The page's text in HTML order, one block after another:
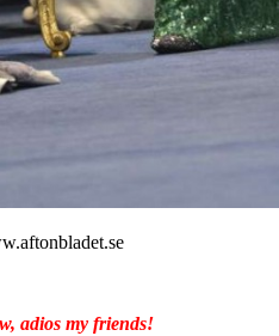
adios my friends!